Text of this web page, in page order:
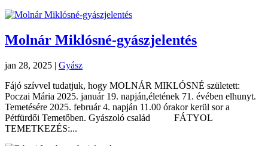
Molnár Miklósné-gyászjelentés
jan 28, 2025 | Gyász
Fájó szívvel tudatjuk, hogy MOLNÁR MIKLÓSNÉ született:
Poczai Mária 2025. január 19. napján,életének 71. évében elhunyt.
Temetésére 2025. február 4. napján 11.00 órakor kerül sor a
Pétfürdői Temetőben. Gyászoló család FÁTYOL
TEMETKEZÉS:...